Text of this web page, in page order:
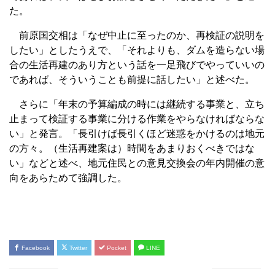
た。
前原国交相は「なぜ中止に至ったのか、再検証の説明を
したい」としたうえで、「それよりも、ダムを造らない場
合の生活再建のあり方という話を一足飛びでやっていいの
であれば、そういうことも前提に話したい」と述べた。
さらに「年末の予算編成の時には継続する事業と、立ち
止まって検証する事業に分ける作業をやらなければならな
い」と発言。「長引けば長引くほど迷惑をかけるのは地元
の方々。（生活再建案は）時間をあまりおくべきではな
い」などと述べ、地元住民との意見交換会の年内開催の意
向をあらためて強調した。
Facebook Twitter Pocket LINE